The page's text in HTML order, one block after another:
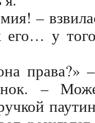
–
у
права?»
–